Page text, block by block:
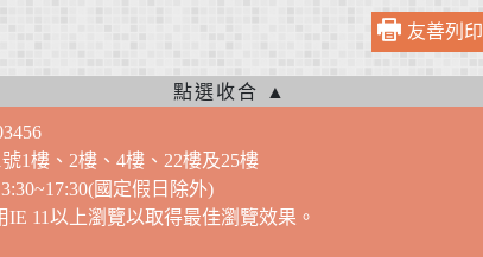
友善列印
1樓、2樓、4樓、22樓及25樓
國定假日除外)
11以上瀏覽以取得最佳瀏覽效果。